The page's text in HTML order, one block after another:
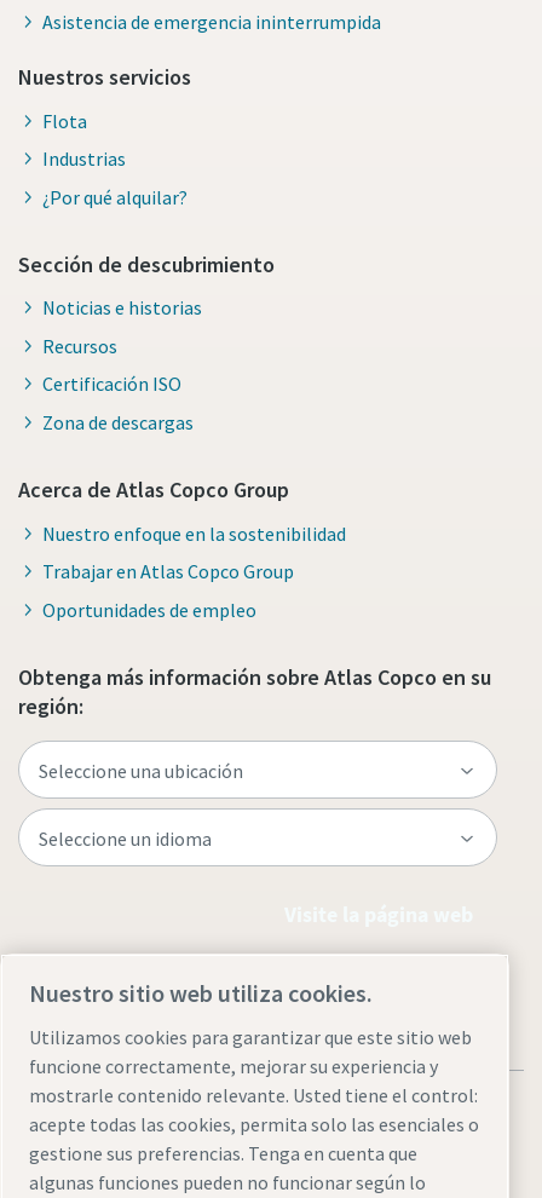
Asistencia de emergencia ininterrumpida
Nuestros servicios
Flota
Industrias
¿Por qué alquilar?
Sección de descubrimiento
Noticias e historias
Recursos
Certificación ISO
Zona de descargas
Acerca de Atlas Copco Group
Nuestro enfoque en la sostenibilidad
Trabajar en Atlas Copco Group
Oportunidades de empleo
Obtenga más información sobre Atlas Copco en su
región:
Nuestro sitio web utiliza cookies.
Utilizamos cookies para garantizar que este sitio web
funcione correctamente, mejorar su experiencia y
mostrarle contenido relevante. Usted tiene el control:
acepte todas las cookies, permita solo las esenciales o
gestione sus preferencias. Tenga en cuenta que
algunas funciones pueden no funcionar según lo